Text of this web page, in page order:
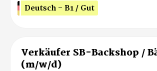
Deutsch - B1 / Gut
Verkäufer SB-Backshop /
(m/w/d)